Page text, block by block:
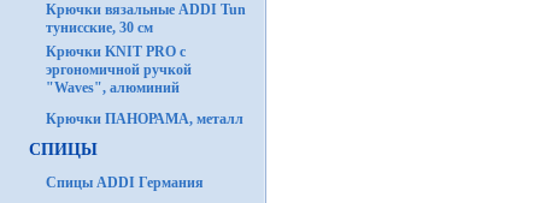
Крючки вязальные ADDI Tun
тунисские, 30 см
Крючки KNIT PRO с
эргономичной ручкой
"Waves", алюминий
Крючки ПАНОРАМА, металл
СПИЦЫ
Спицы ADDI Германия